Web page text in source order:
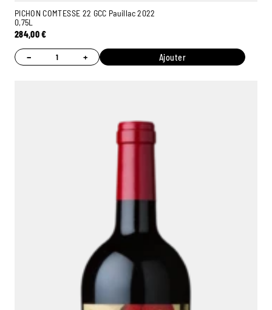
PICHON COMTESSE 22 GCC Pauillac 2022
0,75L
284,00€
− + Ajouter